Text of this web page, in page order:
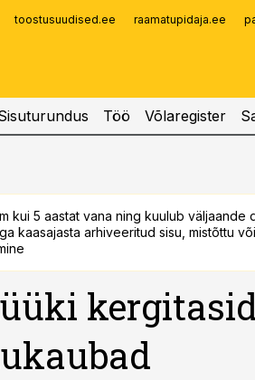
toostusuudised.ee raamatupidaja.ee
Töö Võlaregister
kui 5 aastat vana ning kuulub väljaande
kaasajasta arhiveeritud sisu, mistõttu